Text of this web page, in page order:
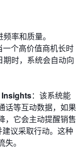
率和质量。
一个高价值商机长时
时，系统会自动向
Insights：该系统能
话等互动数据，如果
，它会主动提醒销售
建议采取行动。这种
。